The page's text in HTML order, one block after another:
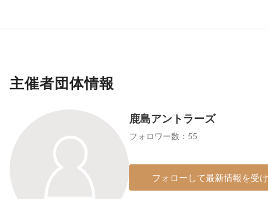
主催者団体情報
鹿島アントラーズ
フォロワー数：55
フォローして最新情報を受